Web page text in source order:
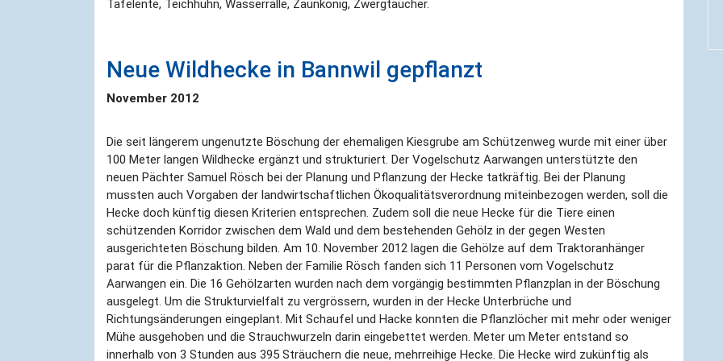
Tafelente, Teichhuhn, Wasserralle, Zaunkönig, Zwergtaucher.
Neue Wildhecke in Bannwil gepflanzt
November 2012
Die seit längerem ungenutzte Böschung der ehemaligen Kiesgrube am Schützenweg wurde mit einer über
100 Meter langen Wildhecke ergänzt und strukturiert. Der Vogelschutz Aarwangen unterstützte den
neuen Pächter Samuel Rösch bei der Planung und Pflanzung der Hecke tatkräftig. Bei der Planung
mussten auch Vorgaben der landwirtschaftlichen Ökoqualitätsverordnung miteinbezogen werden, soll die
Hecke doch künftig diesen Kriterien entsprechen. Zudem soll die neue Hecke für die Tiere einen
schützenden Korridor zwischen dem Wald und dem bestehenden Gehölz in der gegen Westen
ausgerichteten Böschung bilden. Am 10. November 2012 lagen die Gehölze auf dem Traktoranhänger
parat für die Pflanzaktion. Neben der Familie Rösch fanden sich 11 Personen vom Vogelschutz
Aarwangen ein. Die 16 Gehölzarten wurden nach dem vorgängig bestimmten Pflanzplan in der Böschung
ausgelegt. Um die Strukturvielfalt zu vergrössern, wurden in der Hecke Unterbrüche und
Richtungsänderungen eingeplant. Mit Schaufel und Hacke konnten die Pflanzlöcher mit mehr oder weniger
Mühe ausgehoben und die Strauchwurzeln darin eingebettet werden. Meter um Meter entstand so
innerhalb von 3 Stunden aus 395 Sträuchern die neue, mehrreihige Hecke. Die Hecke wird zukünftig als